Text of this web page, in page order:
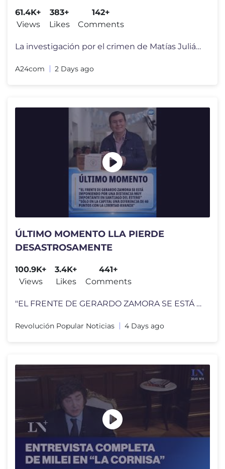
61.4K+
Views
383+
Likes
142+
Comments
La investigación por el crimen de Matías Julián Álvarez Guardia, e
A24com 2 Days ago
ÚLTIMO MOMENTO LLA PIERDE
DESASTROSAMENTE
100.9K+
Views
3.4K+
Likes
441+
Comments
"EL FRENTE DE GERARDO ZAMORA SE ESTÁ IMPONIENDO POR UNA DISTANCIA MUY
Revolución Popular Noticias 4 Days ago